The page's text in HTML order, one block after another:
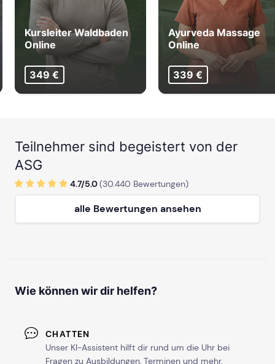
Kursleiter Waldbaden
Online
349 €
Ayurveda Massage
Online
339 €
Teilnehmer sind begeistert von der
ASG
4.7/5.0(30.440 Bewertungen)
alle Bewertungen ansehen
Wie können wir dir helfen?
CHATTEN
Unser KI-Assistent hilft dir rund um die Uhr bei
Fragen zu Ausbildungen, Terminen und mehr.